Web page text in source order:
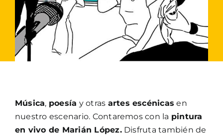
Música, poesía y otras artes escénicas en
nuestro escenario. Contaremos con la pintura
en vivo de Marián López.Disfruta también de